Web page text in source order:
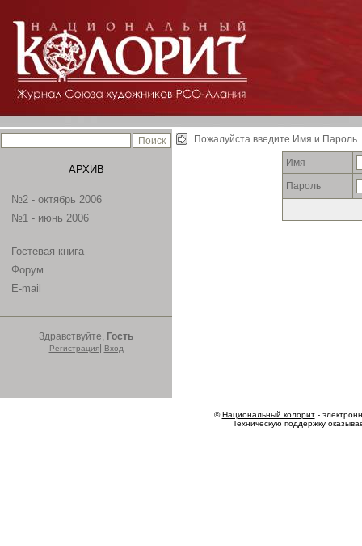
АРХИВ
№2 - октябрь 2006
№1 - июнь 2006
Гостевая книга
Форум
E-mail
Здравствуйте, Гость
Регистрация| Вход
Пожалуйста введите Имя и Пароль.
Имя
Пароль
©Национальный колорит-
Техническую поддержку